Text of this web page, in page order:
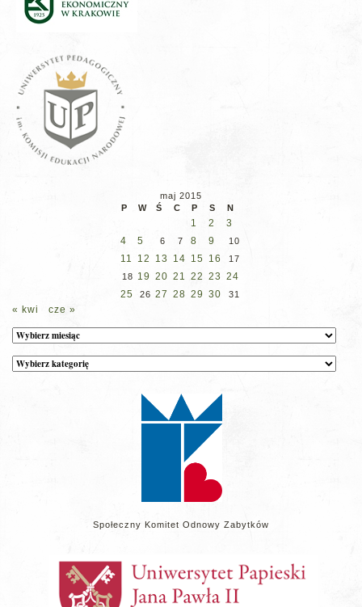
maj 2015
P
W Ś C P S N
1 2
3
4
5 6 7 8 9 10
11 12 13 14 15 16
17
18 19 20 21 22 23 24
25
26 27 28 29 30 31
« kwi cze »
Archiwum
Kategorie
wpisów
Społeczny Komitet Odnowy Zabytków